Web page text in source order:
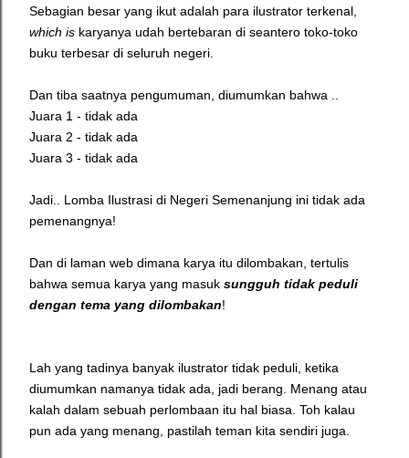
Sebagian besar yang ikut adalah para ilustrator terkenal,
which is karyanya udah bertebaran di seantero toko-toko
buku terbesar di seluruh negeri.
Dan tiba saatnya pengumuman, diumumkan bahwa ..
Juara 1 - tidak ada
Juara 2 - tidak ada
Juara 3 - tidak ada
Jadi.. Lomba Ilustrasi di Negeri Semenanjung ini tidak ada
pemenangnya!
Dan di laman web dimana karya itu dilombakan, tertulis
bahwa semua karya yang masuk sungguh tidak peduli
dengan tema yang dilombakan!
Lah yang tadinya banyak ilustrator tidak peduli, ketika
diumumkan namanya tidak ada, jadi berang. Menang atau
kalah dalam sebuah perlombaan itu hal biasa. Toh kalau
pun ada yang menang, pastilah teman kita sendiri juga.